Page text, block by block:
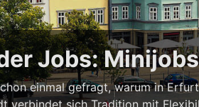
Jobs:
einmal gefragt, warum in